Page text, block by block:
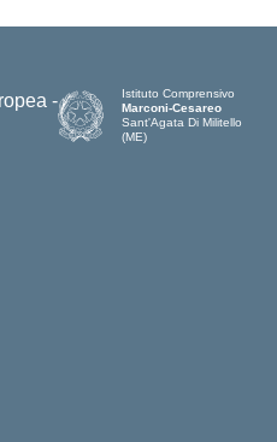
Istituto Comprensivo
Marconi-Cesareo
Sant'Agata Di Militello
(ME)